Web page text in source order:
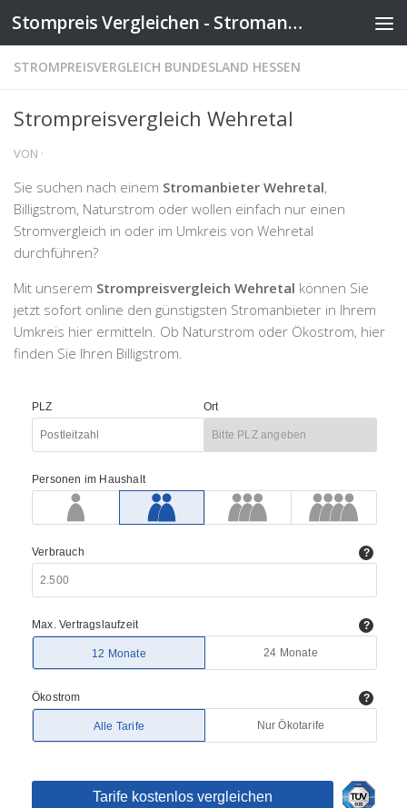
Zum Inhalt springen Stompreis Vergleichen - Stromanbieter wechseln
STROMPREISVERGLEICH BUNDESLAND HESSEN
Strompreisvergleich Wehretal
VON ·
Sie suchen nach einem Stromanbieter Wehretal,
Billigstrom, Naturstrom oder wollen einfach nur einen
Stromvergleich in oder im Umkreis von Wehretal
durchführen?
Mit unserem Strompreisvergleich Wehretal können Sie
jetzt sofort online den günstigsten Stromanbieter in Ihrem
Umkreis hier ermitteln. Ob Naturstrom oder Ökostrom, hier
finden Sie Ihren Billigstrom.